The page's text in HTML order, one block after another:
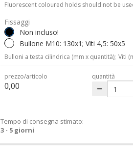
Fluorescent coloured holds should not be
Fissaggi
Non incluso!
Bullone M10: 130x1; Viti 4,5: 50x5
Bulloni a testa cilindrica (mm x quantità); Viti
prezzo/articolo
0,00
quantità
Tempo di consegna stimato:
3 - 5 giorni